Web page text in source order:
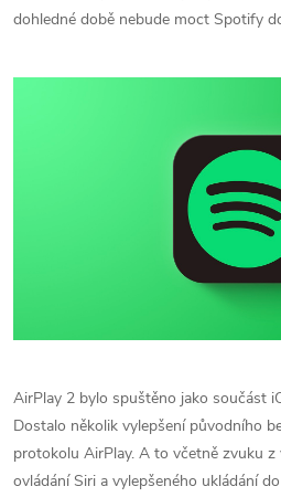
dohledné době nebude moct Spotify
AirPlay 2 bylo spuštěno jako součást
Dostalo několik vylepšení původního
protokolu AirPlay. A to včetně zvuku
ovládání Siri a vylepšeného ukládání